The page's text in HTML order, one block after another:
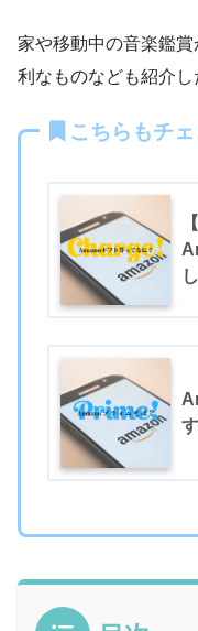
家や移動中の音楽鑑
利なものなども紹介し
こちらもチ